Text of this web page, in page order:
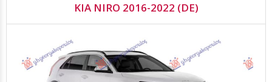
KIA NIRO 2016-2022 (DE)